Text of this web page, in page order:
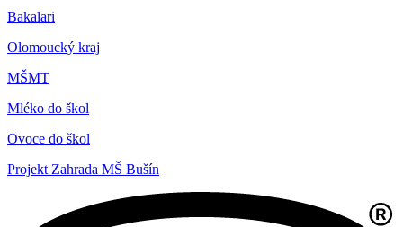
Bakalari
Olomoucký kraj
MŠMT
Mléko do škol
Ovoce do škol
Projekt Zahrada MŠ Bušín